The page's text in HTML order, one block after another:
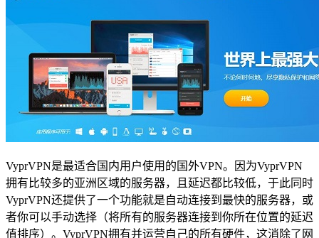
VyprVPN是最适合国内用户使用的国外VPN。因为VyprVPN
拥有比较多的亚洲区域的服务器，且延迟都比较低，于此同时
VyprVPN还提供了一个功能就是自动连接到最快的服务器，或
者你可以手动选择（将所有的服务器连接到你所在位置的延迟
值排序）。VyprVPN拥有并运营自己的所有硬件，这消除了网